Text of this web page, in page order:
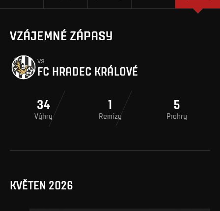
VZÁJEMNÉ ZÁPASY
vs
FC HRADEC KRÁLOVÉ
34
Výhry
1
Remízy
5
Prohry
KVĚTEN 2026